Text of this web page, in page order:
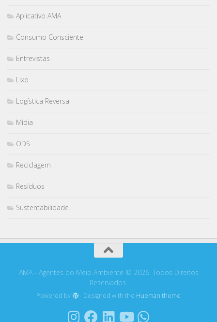
Aplicativo AMA
Consumo Consciente
Entrevistas
Lixo
Logística Reversa
Mídia
ODS
Reciclagem
Resíduos
Sustentabilidade
AMA - Agentes do Meio Ambiente © 2026. Todos Direitos
Reservados.
Powered by - Designed with the Hueman theme